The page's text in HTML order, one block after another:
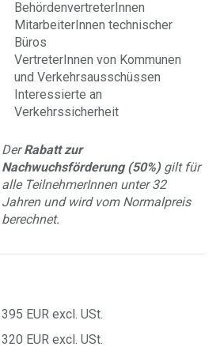
BehördenvertreterInnen
MitarbeiterInnen technischer
Büros
VertreterInnen von Kommunen
und Verkehrsausschüssen
Interessierte an
Verkehrssicherheit
DerRabatt zur
Nachwuchsförderung (50%)gilt für
alle TeilnehmerInnen unter 32
Jahren und wird vom Normalpreis
berechnet.
395 EUR excl. USt.
320 EUR excl. USt.